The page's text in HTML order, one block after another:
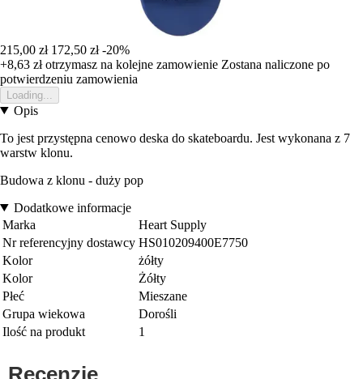
215,00 zł 172,50 zł -20%
+8,63 złotrzymasz na kolejne zamowienie Zostana naliczone po
potwierdzeniu zamowienia
Loading...
Opis
To jest przystępna cenowo deska do skateboardu. Jest wykonana z 7
warstw klonu.
Budowa z klonu - duży pop
Dodatkowe informacje
Marka
Heart Supply
Nr referencyjny dostawcy HS010209400E7750
Kolor
żółty
Kolor
Żółty
Płeć
Mieszane
Grupa wiekowa
Dorośli
Ilość na produkt
1